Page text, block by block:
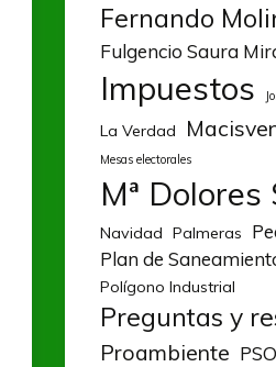
Fernando
Fulgencio Saura
Impuestos
La Verdad
Mesas electorales
Mª Dolores
Navidad Palmeras
Plan de
Polígono Industrial
Preguntas y
Proambiente